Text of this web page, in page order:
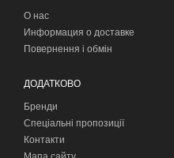
О нас
Информация о доставке
Повернення і обмін
ДОДАТКОВО
Бренди
Спеціальні пропозиції
Контакти